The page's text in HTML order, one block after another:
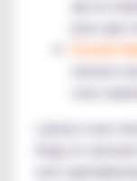
pour que
Double
saveurs
vous
Laissez-vous
Avap et
sont